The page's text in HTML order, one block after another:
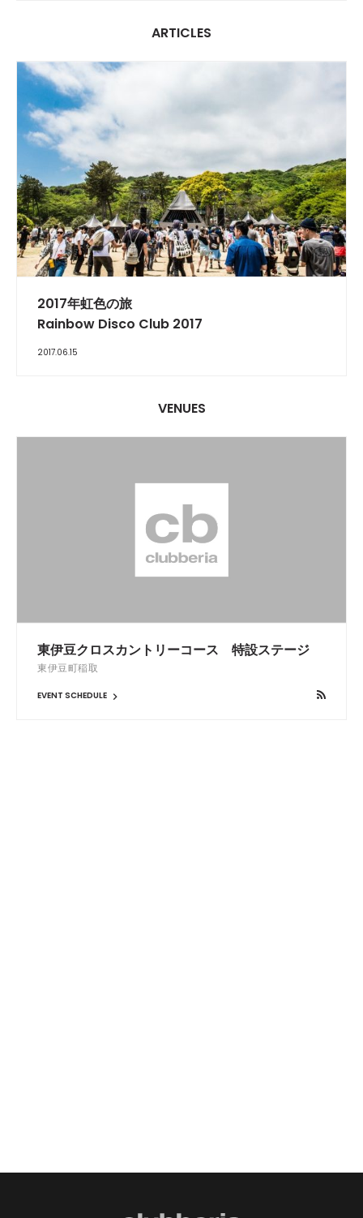
ARTICLES
REPORT
2017年虹色の旅
Rainbow Disco Club 2017
2017.06.15
VENUES
東伊豆クロスカントリーコース 特設ステージ
東伊豆町稲取
EVENT SCHEDULE